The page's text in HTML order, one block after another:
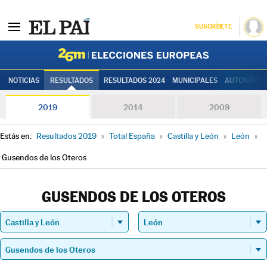
SUSCRÍBETE
NOTICIAS RESULTADOS RESULTADOS 2024 MUNICIPALES
2019 2014 2009
Estás en: Resultados 2019 » Total España » Castilla y León » León »
Gusendos de los Oteros
GUSENDOS DE LOS OTEROS